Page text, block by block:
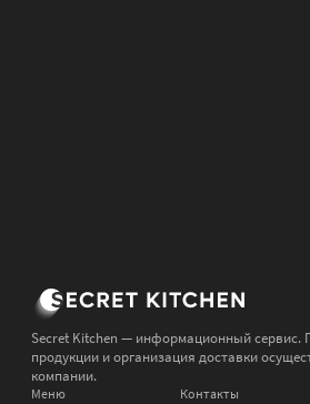
Secret Kitchen — информационный сервис.
продукции и организация доставки
компании.
Меню Контакты